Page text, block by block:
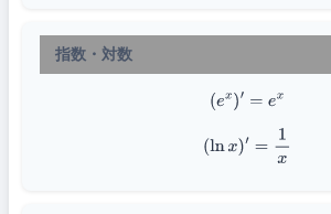
指数・対数
(ex) =e x
( lnx)′ =1